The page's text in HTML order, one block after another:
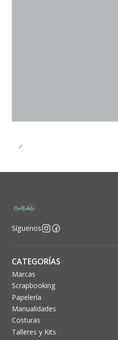
Síguenos
CATEGORÍAS
Marcas
Scrapbooking
Papelería
Manualidades
Costuras
Talleres y Kits